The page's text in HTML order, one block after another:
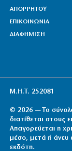
ΑΠΟΡΡΗΤΟΥ
ΕΠΙΚΟΙΝΩΝΙΑ
ΔΙΑΦΗΜΙΣΗ
Μ.Η.Τ. 252081
© 2026 — Το
διατίθεται στους
Απαγορεύεται η
μέσο, μετά ή άνευ
εκδότη.